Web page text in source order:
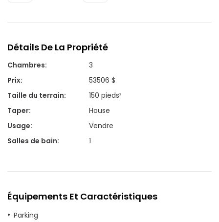
Détails De La Propriété
Chambres:
3
Prix:
53506 $
Taille du terrain:
150 pieds²
Taper:
House
Usage:
Vendre
Salles de bain: 1
Équipements Et Caractéristiques
Parking